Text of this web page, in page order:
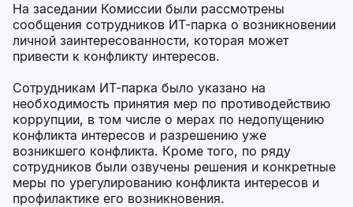
На заседании Комиссии были рассмотрены
сообщения сотрудников ИТ-парка о возникновении
личной заинтересованности, которая может
привести к конфликту интересов.
Сотрудникам ИТ-парка было указано на
необходимость принятия мер по противодействию
коррупции, в том числе о мерах по недопущению
конфликта интересов и разрешению уже
возникшего конфликта. Кроме того, по ряду
сотрудников были озвучены решения и конкретные
меры по урегулированию конфликта интересов и
профилактике его возникновения.